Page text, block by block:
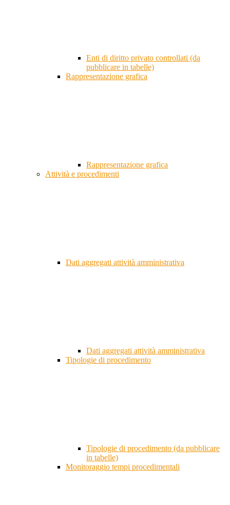
Enti di diritto privato controllati (da
pubblicare in tabelle)
Rappresentazione grafica
Rappresentazione grafica
Attività e procedimenti
Dati aggregati attività amministrativa
Dati aggregati attività amministrativa
Tipologie di procedimento
Tipologie di procedimento (da pubblicare
in tabelle)
Monitoraggio tempi procedimentali